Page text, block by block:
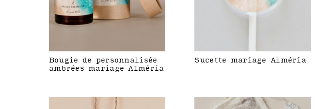
Bougie de personnalisée
ambrées mariage Alméria
Sucette mariage Alméria